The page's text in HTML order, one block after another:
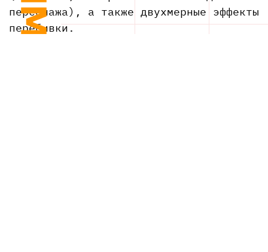
персонажа), а также двухмерные эффекты
перебивки.